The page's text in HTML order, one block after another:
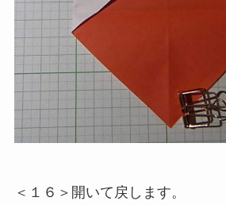
＜１６＞開いて戻します。